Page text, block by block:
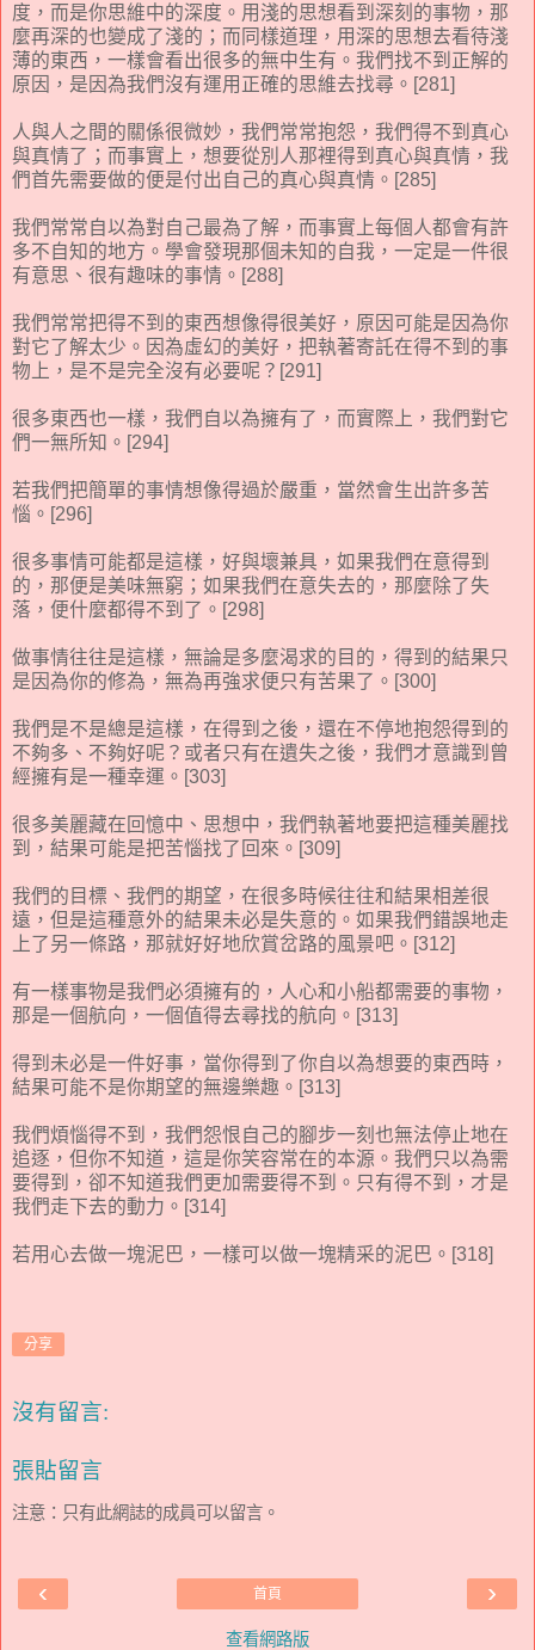
度，而是你思維中的深度。用淺的思想看到深刻的事物，那
麼再深的也變成了淺的；而同樣道理，用深的思想去看待淺
薄的東西，一樣會看出很多的無中生有。我們找不到正解的
原因，是因為我們沒有運用正確的思維去找尋。[281]
人與人之間的關係很微妙，我們常常抱怨，我們得不到真心
與真情了；而事實上，想要從別人那裡得到真心與真情，我
們首先需要做的便是付出自己的真心與真情。[285]
我們常常自以為對自己最為了解，而事實上每個人都會有許
多不自知的地方。學會發現那個未知的自我，一定是一件很
有意思、很有趣味的事情。[288]
我們常常把得不到的東西想像得很美好，原因可能是因為你
對它了解太少。因為虛幻的美好，把執著寄託在得不到的事
物上，是不是完全沒有必要呢？[291]
很多東西也一樣，我們自以為擁有了，而實際上，我們對它
們一無所知。[294]
若我們把簡單的事情想像得過於嚴重，當然會生出許多苦
惱。[296]
很多事情可能都是這樣，好與壞兼具，如果我們在意得到
的，那便是美味無窮；如果我們在意失去的，那麼除了失
落，便什麼都得不到了。[298]
做事情往往是這樣，無論是多麼渴求的目的，得到的結果只
是因為你的修為，無為再強求便只有苦果了。[300]
我們是不是總是這樣，在得到之後，還在不停地抱怨得到的
不夠多、不夠好呢？或者只有在遺失之後，我們才意識到曾
經擁有是一種幸運。[303]
很多美麗藏在回憶中、思想中，我們執著地要把這種美麗找
到，結果可能是把苦惱找了回來。[309]
我們的目標、我們的期望，在很多時候往往和結果相差很
遠，但是這種意外的結果未必是失意的。如果我們錯誤地走
上了另一條路，那就好好地欣賞岔路的風景吧。[312]
有一樣事物是我們必須擁有的，人心和小船都需要的事物，
那是一個航向，一個值得去尋找的航向。[313]
得到未必是一件好事，當你得到了你自以為想要的東西時，
結果可能不是你期望的無邊樂趣。[313]
我們煩惱得不到，我們怨恨自己的腳步一刻也無法停止地在
追逐，但你不知道，這是你笑容常在的本源。我們只以為需
要得到，卻不知道我們更加需要得不到。只有得不到，才是
我們走下去的動力。[314]
若用心去做一塊泥巴，一樣可以做一塊精采的泥巴。[318]
分享
沒有留言:
張貼留言
注意：只有此網誌的成員可以留言。
‹ ›
首頁
查看網路版